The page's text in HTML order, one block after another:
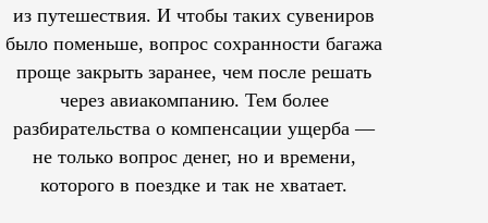
из путешествия. И чтобы таких сувениров
было поменьше, вопрос сохранности багажа
проще закрыть заранее, чем после решать
через авиакомпанию. Тем более
разбирательства о компенсации ущерба —
не только вопрос денег, но и времени,
которого в поездке и так не хватает.